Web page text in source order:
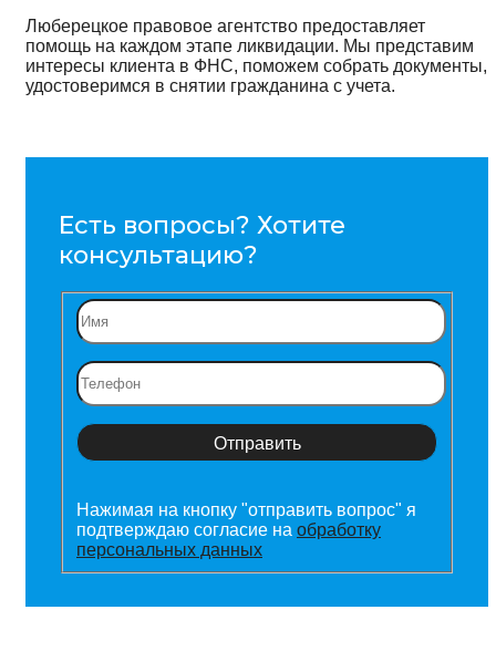
Люберецкое правовое агентство предоставляет
помощь на каждом этапе ликвидации. Мы представим
интересы клиента в ФНС, поможем собрать документы,
удостоверимся в снятии гражданина с учета.
Есть вопросы? Хотите
консультацию?
Нажимая на кнопку "отправить вопрос" я
подтверждаю согласие на обработку
персональных данных